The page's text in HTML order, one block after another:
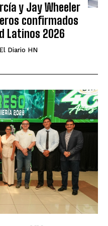
y Jay Wheeler
confirmados
Latinos 2026
El Diario HN